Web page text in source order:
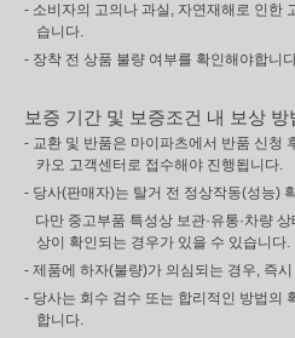
- 소비자의 고의나 과실, 자연재해로 인한
습니다.
- 장착 전 상품 불량 여부를 확인해야합니
보증 기간 및 보증조건 내 보상 방
- 교환 및 반품은 마이파츠에서 반품 신청
카오 고객센터로 접수해야 진행됩니다.
- 당사(판매자)는 탈거 전 정상작동(성능)
다만 중고부품 특성상 보관·유통·차량
상이 확인되는 경우가 있을 수 있습니다.
- 제품에 하자(불량)가 의심되는 경우, 즉
- 당사는 회수 검수 또는 합리적인 방법의
합니다.